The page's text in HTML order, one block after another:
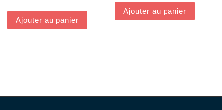
Ajouter au panier
Ajouter au panier